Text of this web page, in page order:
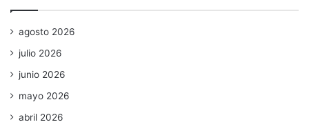
agosto 2026
julio 2026
junio 2026
mayo 2026
abril 2026